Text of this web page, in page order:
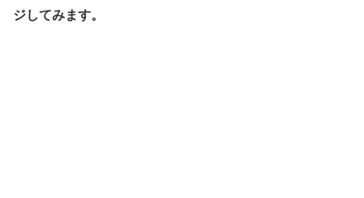
ジしてみます。